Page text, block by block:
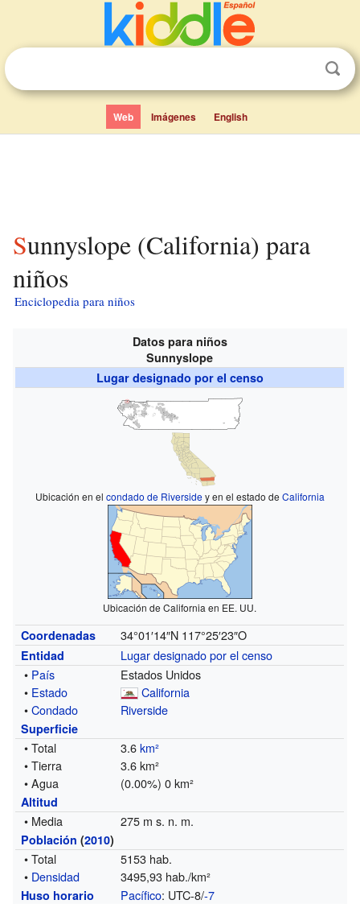
Web Imágenes English
Sunnyslope (California) para
niños
Enciclopedia para niños
Datos para niños
Sunnyslope
Lugar designado por el censo
Ubicación en el condado de Riversidey en el estado de California
Ubicación de California en EE. UU.
Coordenadas 34°01′14″N 117°25′23″O
Entidad
Lugar designado por el censo
• País
Estados Unidos
• Estado
California
•Condado Riverside
Superficie
• Total 3.6km²
• Tierra
3.6 km²
• Agua
(0.00%) 0 km²
Altitud
• Media 275 m s. n. m.
Población (2010)
• Total
5153 hab.
• Densidad 3495,93 hab./km²
Huso horario Pacífico: UTC-8/-7